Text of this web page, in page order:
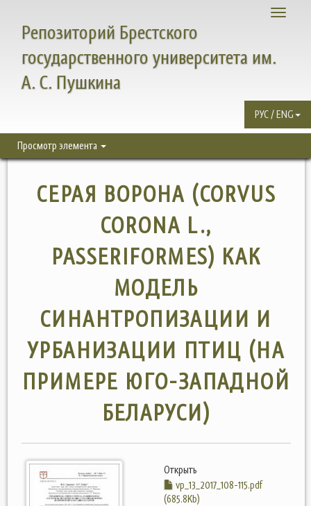
Toggle
Репозиторий Брестского
государственного университета им.
А. С. Пушкина
РУС / ENG
Просмотр элемента
СЕРАЯ ВОРОНА (CORVUS
CORONA L.,
PASSERIFORMES) КАК
МОДЕЛЬ
СИНАНТРОПИЗАЦИИ И
УРБАНИЗАЦИИ ПТИЦ (НА
ПРИМЕРЕ ЮГО-ЗАПАДНОЙ
БЕЛАРУСИ)
Открыть
vp_13_2017_108-115.pdf
(685.8Kb)